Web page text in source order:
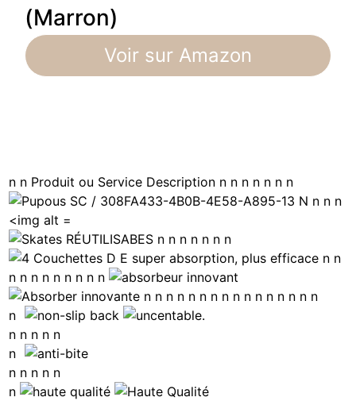
(Marron)
Voir sur Amazon
n n Produit ou Service Description n n n n n n n
n n n n n n n
n n
n n n n n n n n n
n n n n n n n n n n n n n n n n
n
n n n n n
n
n n n n n
n